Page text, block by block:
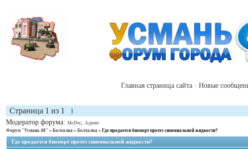
Главная страница сайта · Новые
Страница 1 из 1
1
Модератор форума: MoDer, Админ
Форум "Усмань 48" » Болталка » Болталка » Где продается биопорт протез синовиальной жидкости?
Где продается биопорт протез синовиальной жидкости?